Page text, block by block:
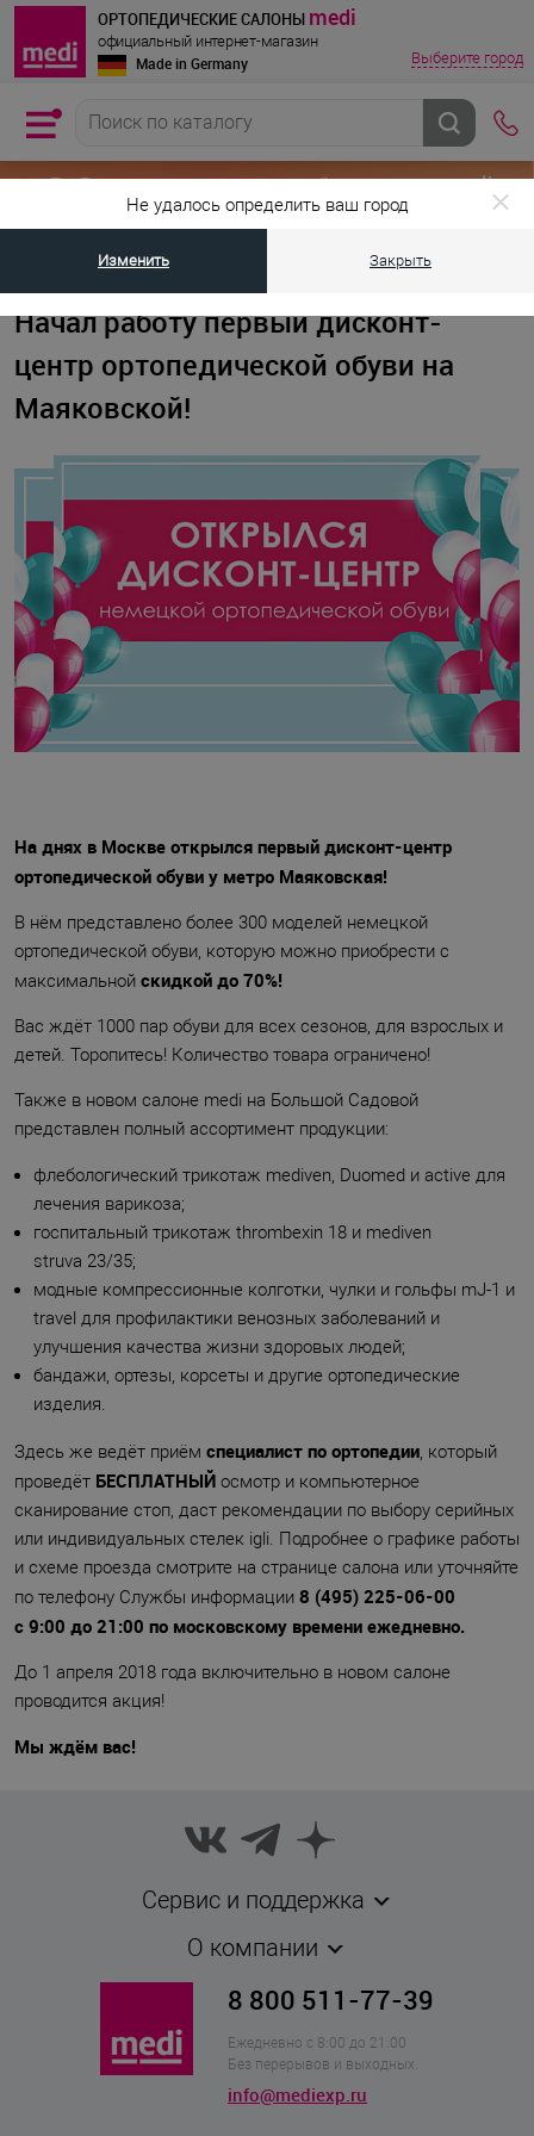
Не удалось определить ваш город
Изменить Закрыть
ОРТОПЕДИЧЕСКИЕ САЛОНЫ medi
официальный интернет-магазин
Made in Germany Выберите город
Главная страница • Начал работу первый дисконт-центр
Начал работу первый дисконт-
центр ортопедической обуви на
Маяковской!
На днях в Москве открылся первый дисконт-центр
ортопедической обуви у метро Маяковская!
В нём представлено более 300 моделей немецкой
ортопедической обуви, которую можно приобрести с
максимальной скидкой до 70%!
Вас ждёт 1000 пар обуви для всех сезонов, для взрослых и
детей. Торопитесь! Количество товара ограничено!
Также в новом салоне medi на Большой Садовой
представлен полный ассортимент продукции:
флебологический трикотаж mediven, Duomed и active для
лечения варикоза;
госпитальный трикотаж thrombexin 18 и mediven
struva 23/35;
модные компрессионные колготки, чулки и гольфы mJ-1 и
travel для профилактики венозных заболеваний и
улучшения качества жизни здоровых людей;
бандажи, ортезы, корсеты и другие ортопедические
изделия.
Здесь же ведёт приём специалист по ортопедии, который
проведёт БЕСПЛАТНЫЙ осмотр и компьютерное
сканирование стоп, даст рекомендации по выбору серийных
или индивидуальных стелек igli. Подробнее о графике работы
и схеме проезда смотрите на странице салона или уточняйте
по телефону Службы информации 8 (495) 225-06-00
с 9:00 до 21:00 по московскому времени ежедневно.
До 1 апреля 2018 года включительно в новом салоне
проводится акция!
Мы ждём вас!
Сервис и поддержка
О компании
8 800 511-77-39
Ежедневно с 8:00 до 21:00
Без перерывов и выходных.
info@mediexp.ru